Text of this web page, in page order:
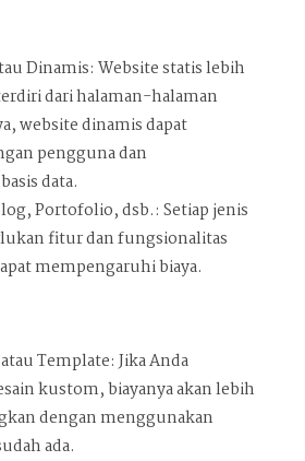
Dinamis: Website statis lebih
dari halaman-halaman
website dinamis dapat
pengguna dan
data.
Portofolio, dsb.: Setiap jenis
fitur dan fungsionalitas
mempengaruhi biaya.
Template: Jika Anda
kustom, biayanya akan lebih
dengan menggunakan
ada.